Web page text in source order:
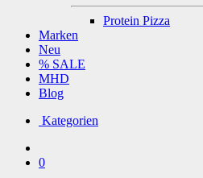
Protein Pizza
Marken
Neu
% SALE
MHD
Blog
Kategorien
0